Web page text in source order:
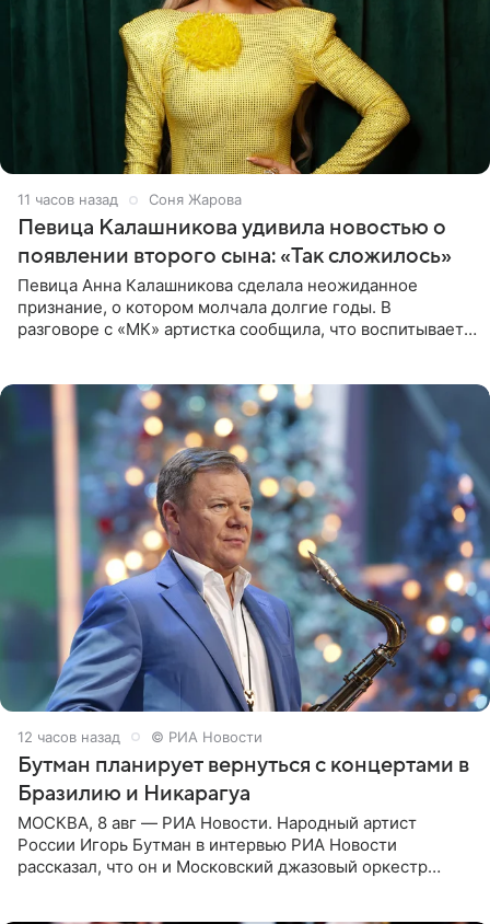
11 часов назад Соня Жарова
Певица Калашникова удивила новостью о
появлении второго сына: «Так сложилось»
Певица Анна Калашникова сделала неожиданное
признание, о котором молчала долгие годы. В
разговоре с «МК» артистка сообщила, что воспитывает
12 часов назад © РИА Новости
Бутман планирует вернуться с концертами в
Бразилию и Никарагуа
МОСКВА, 8 авг — РИА Новости. Народный артист
России Игорь Бутман в интервью РИА Новости
рассказал, что он и Московский джазовый оркестр